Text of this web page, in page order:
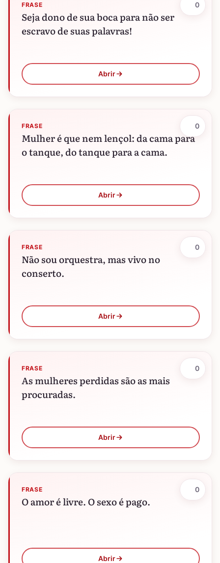
FRASE
Seja dono de sua boca para não ser
escravo de suas palavras!
Abrir
0
FRASE
Mulher é que nem lençol: da cama para
o tanque, do tanque para a cama.
Abrir
0
FRASE
Não sou orquestra, mas vivo no
conserto.
Abrir
0
FRASE
As mulheres perdidas são as mais
procuradas.
Abrir
0
FRASE
O amor é livre. O sexo é pago.
Abrir
0